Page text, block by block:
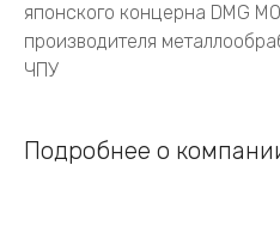
японского концерна DMG
производителя
ЧПУ
Подробнее о